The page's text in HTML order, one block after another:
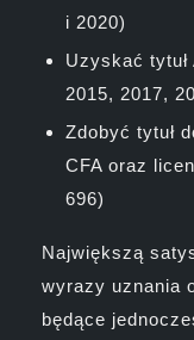
i 2020)
Uzyskać
2015, 2017,
Zdobyć tytuł
CFA oraz
696)
Największą
wyrazy uznania
będące